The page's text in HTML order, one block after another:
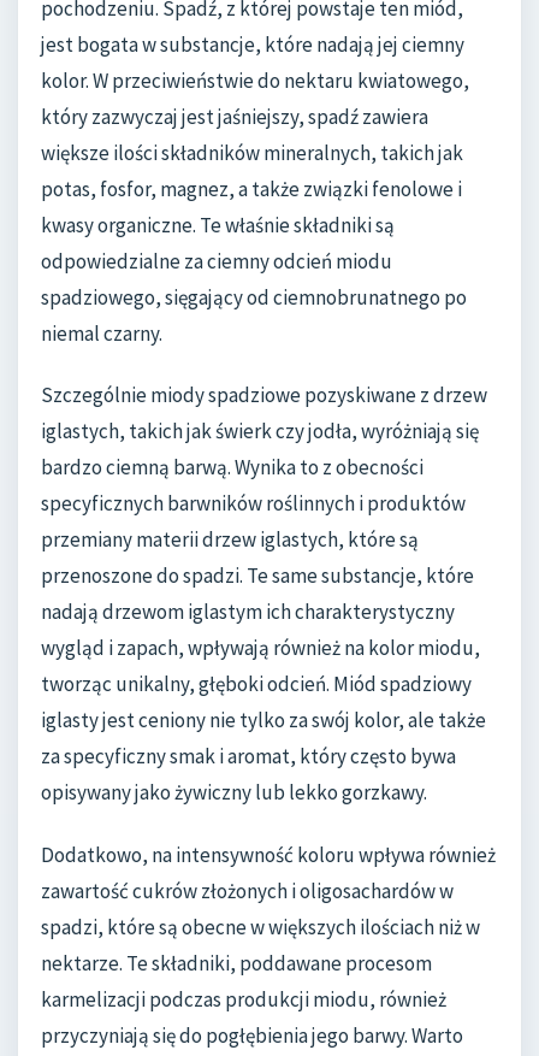
pochodzeniu. Spadź, z której powstaje ten miód,
jest bogata w substancje, które nadają jej ciemny
kolor. W przeciwieństwie do nektaru kwiatowego,
który zazwyczaj jest jaśniejszy, spadź zawiera
większe ilości składników mineralnych, takich jak
potas, fosfor, magnez, a także związki fenolowe i
kwasy organiczne. Te właśnie składniki są
odpowiedzialne za ciemny odcień miodu
spadziowego, sięgający od ciemnobrunatnego po
niemal czarny.
Szczególnie miody spadziowe pozyskiwane z drzew
iglastych, takich jak świerk czy jodła, wyróżniają się
bardzo ciemną barwą. Wynika to z obecności
specyficznych barwników roślinnych i produktów
przemiany materii drzew iglastych, które są
przenoszone do spadzi. Te same substancje, które
nadają drzewom iglastym ich charakterystyczny
wygląd i zapach, wpływają również na kolor miodu,
tworząc unikalny, głęboki odcień. Miód spadziowy
iglasty jest ceniony nie tylko za swój kolor, ale także
za specyficzny smak i aromat, który często bywa
opisywany jako żywiczny lub lekko gorzkawy.
Dodatkowo, na intensywność koloru wpływa również
zawartość cukrów złożonych i oligosachardów w
spadzi, które są obecne w większych ilościach niż w
nektarze. Te składniki, poddawane procesom
karmelizacji podczas produkcji miodu, również
przyczyniają się do pogłębienia jego barwy. Warto